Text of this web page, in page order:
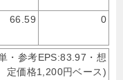
66.59 0
・参考EPS:83.97・想
定価格1,200円ベース)